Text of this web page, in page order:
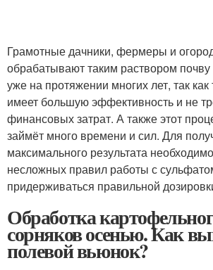
Грамотные дачники, фермеры и
обрабатывают таким раствором
уже на протяжении многих лет, так как
имеет большую эффективность и не
финансовых затрат. А также этот
займёт много времени и сил. Для
максимального результата
несложных правил работы с
придерживаться правильной
Обработка
сорняков осенью. Как
полевой вьюнок?